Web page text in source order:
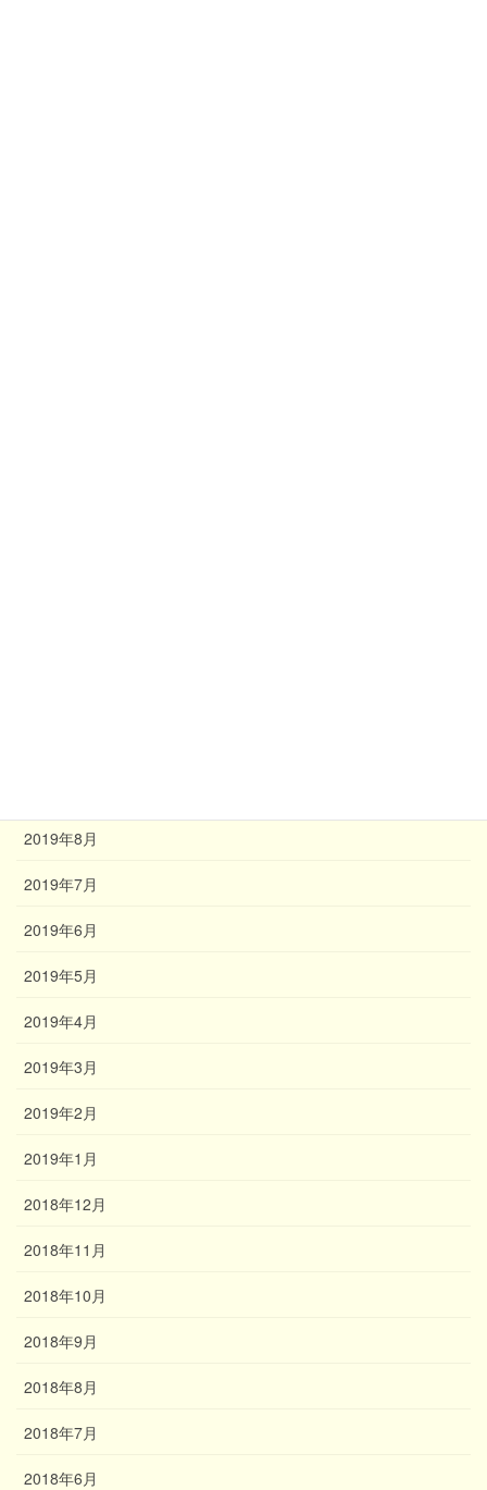
2019年8月
2019年7月
2019年6月
2019年5月
2019年4月
2019年3月
2019年2月
2019年1月
2018年12月
2018年11月
2018年10月
2018年9月
2018年8月
2018年7月
2018年6月